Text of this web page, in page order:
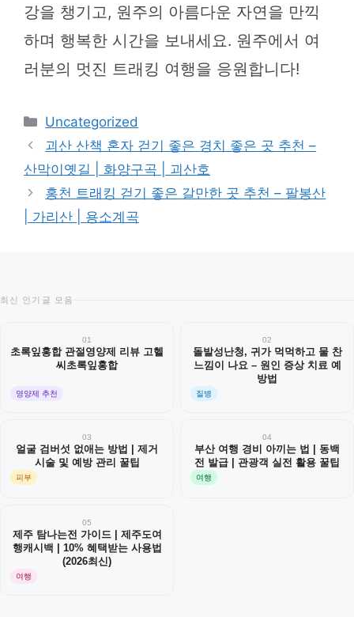
강을 챙기고, 원주의 아름다운 자연을 만끽
하며 행복한 시간을 보내세요. 원주에서 여
러분의 멋진 트래킹 여행을 응원합니다!
카
테
리
Uncategorized
괴산 산책 혼자 걷기 좋은 경치 좋은 곳 추천 –
산막이옛길 | 화양구곡 | 괴산호
홍천 트래킹 걷기 좋은 갈만한 곳 추천 – 팔봉산
| 가리산 | 용소계곡
최신 인기글 모음
01
초록잎홍합 관절영양제 리뷰 고헬
씨초록잎홍합
영양제 추천
02
돌발성난청, 귀가 먹먹하고 물 찬
느낌이 나요 – 원인 증상 치료 예
방법
질병
03
얼굴 검버섯 없애는 방법 | 제거
시술 및 예방 관리 꿀팁
피부
04
부산 여행 경비 아끼는 법 | 동백
전 발급 | 관광객 실전 활용 꿀팁
여행
05
제주 탐나는전 가이드 | 제주도여
행캐시백 | 10% 혜택받는 사용법
(2026최신)
여행